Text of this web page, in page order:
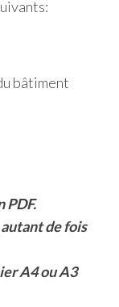
bâtiment
PDF.
de fois
A4 ou A3